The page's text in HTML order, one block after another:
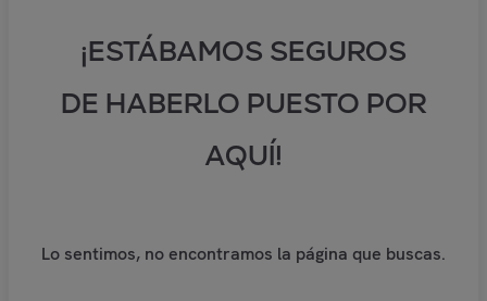
¡ESTÁBAMOS SEGUROS
DE HABERLO PUESTO POR
AQUÍ!
Lo sentimos, no encontramos la página que buscas.